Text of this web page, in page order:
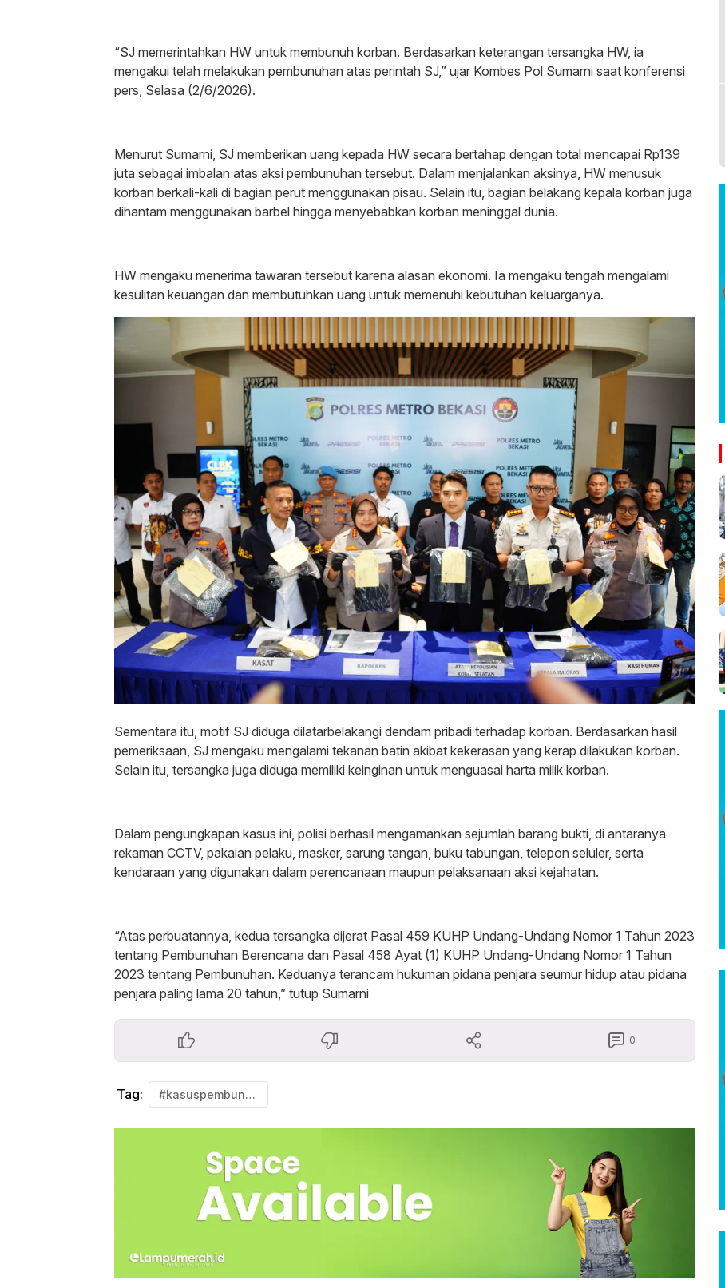
‎“SJ memerintahkan HW untuk membunuh korban. Berdasarkan keterangan tersangka HW, ia
mengakui telah melakukan pembunuhan atas perintah SJ,” ujar Kombes Pol Sumarni saat konferensi
pers, Selasa (2/6/2026).
‎Menurut Sumarni, SJ memberikan uang kepada HW secara bertahap dengan total mencapai Rp139
juta sebagai imbalan atas aksi pembunuhan tersebut. Dalam menjalankan aksinya, HW menusuk
korban berkali-kali di bagian perut menggunakan pisau. Selain itu, bagian belakang kepala korban juga
dihantam menggunakan barbel hingga menyebabkan korban meninggal dunia.
‎HW mengaku menerima tawaran tersebut karena alasan ekonomi. Ia mengaku tengah mengalami
kesulitan keuangan dan membutuhkan uang untuk memenuhi kebutuhan keluarganya.
‎Sementara itu, motif SJ diduga dilatarbelakangi dendam pribadi terhadap korban. Berdasarkan hasil
pemeriksaan, SJ mengaku mengalami tekanan batin akibat kekerasan yang kerap dilakukan korban.
Selain itu, tersangka juga diduga memiliki keinginan untuk menguasai harta milik korban.
‎Dalam pengungkapan kasus ini, polisi berhasil mengamankan sejumlah barang bukti, di antaranya
rekaman CCTV, pakaian pelaku, masker, sarung tangan, buku tabungan, telepon seluler, serta
kendaraan yang digunakan dalam perencanaan maupun pelaksanaan aksi kejahatan.
“Atas perbuatannya, kedua tersangka dijerat Pasal 459 KUHP Undang-Undang Nomor 1 Tahun 2023
tentang Pembunuhan Berencana dan Pasal 458 Ayat (1) KUHP Undang-Undang Nomor 1 Tahun
2023 tentang Pembunuhan. Keduanya terancam hukuman pidana penjara seumur hidup atau pidana
penjara paling lama 20 tahun,” tutup Sumarni
0
Tag: #kasuspembunuhan #wna #tambunselatan